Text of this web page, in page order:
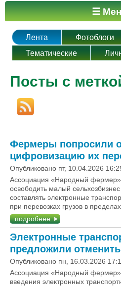
Главное меню ☰
Лента Фотоблоги
Тематические
Посты с
Фермеры попросили
цифровизацию их
Опубликовано пт, 10.04.2026
Ассоциация «Народный
освободить малый
составлять электронные
при перевозках грузов в
подробнее
Электронные
предложили отменить
Опубликовано пн, 16.03.2026
Ассоциация «Народный фермер»
введения электронных